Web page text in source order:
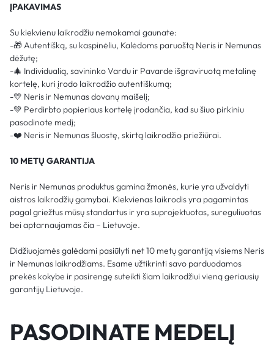
ĮPAKAVIMAS
Su kiekvienu laikrodžiu nemokamai gaunate:
-🎁 Autentišką, su kaspinėliu, Kalėdoms paruoštą Neris ir Nemunas
dėžutę;
-🎄 Individualią, savininko Vardu ir Pavarde išgraviruotą metalinę
kortelę, kuri įrodo laikrodžio autentiškumą;
-💛 Neris ir Nemunas dovanų maišelį;
-💚 Perdirbto popieriaus kortelę įrodančia, kad su šiuo pirkiniu
pasodinote medį;
-❤️ Neris ir Nemunas šluostę, skirtą laikrodžio priežiūrai.
10 METŲ GARANTIJA
Neris ir Nemunas produktus gamina žmonės, kurie yra užvaldyti
aistros laikrodžių gamybai. Kiekvienas laikrodis yra pagamintas
pagal griežtus mūsų standartus ir yra suprojektuotas, sureguliuotas
bei aptarnaujamas čia – Lietuvoje.
Didžiuojamės galėdami pasiūlyti net 10 metų garantiją visiems Neris
ir Nemunas laikrodžiams. Esame užtikrinti savo parduodamos
prekės kokybe ir pasirengę suteikti šiam laikrodžiui vieną geriausių
garantijų Lietuvoje.
PASODINATE MEDELĮ